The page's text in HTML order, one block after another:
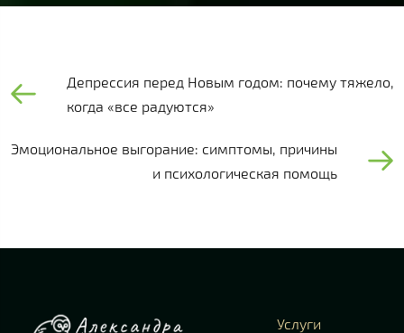
Депрессия перед Новым годом: почему тяжело,
когда «все радуются»
Эмоциональное выгорание: симптомы, причины
и психологическая помощь
Услуги